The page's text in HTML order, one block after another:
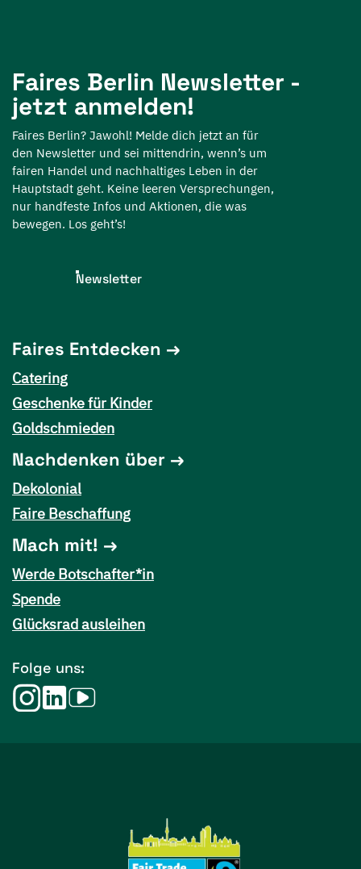
Faires Berlin Newsletter -
jetzt anmelden!
Faires Berlin? Jawohl! Melde dich jetzt an für
den Newsletter und sei mittendrin, wenn’s um
fairen Handel und nachhaltiges Leben in der
Hauptstadt geht. Keine leeren Versprechungen,
nur handfeste Infos und Aktionen, die was
bewegen. Los geht’s!
Newsletter
Faires Entdecken
Catering
Geschenke für Kinder
Goldschmieden
Nachdenken über
Dekolonial
Faire Beschaffung
Mach mit!
Werde Botschafter*in
Spende
Glücksrad ausleihen
Folge uns: